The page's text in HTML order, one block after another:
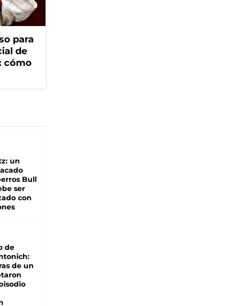
para
de
cómo
un
Bull
ser
con
de
de un